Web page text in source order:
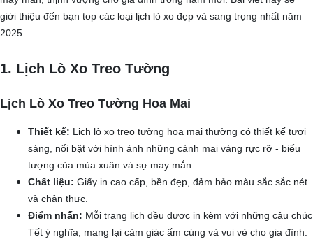
giới thiệu đến bạn top các loại lịch lò xo đẹp và sang trọng nhất năm
2025.
1. Lịch Lò Xo Treo Tường
Lịch Lò Xo Treo Tường Hoa Mai
Thiết kế: Lịch lò xo treo tường hoa mai thường có thiết kế tươi
sáng, nổi bật với hình ảnh những cành mai vàng rực rỡ - biểu
tượng của mùa xuân và sự may mắn.
Chất liệu: Giấy in cao cấp, bền đẹp, đảm bảo màu sắc sắc nét
và chân thực.
Điểm nhấn: Mỗi trang lịch đều được in kèm với những câu chúc
Tết ý nghĩa, mang lại cảm giác ấm cúng và vui vẻ cho gia đình.